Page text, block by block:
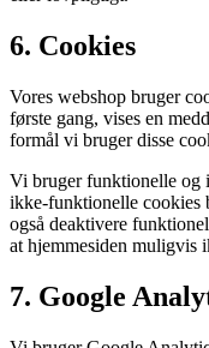
6. Cookies
Vores webshop bruger
første gang, vises en
formål vi bruger disse
Vi bruger funktionelle og
ikke-funktionelle cookies
også deaktivere
at hjemmesiden muligvis
7. Google